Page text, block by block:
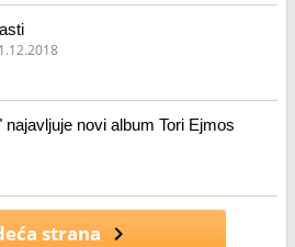
najavljuje novi album Tori Ejmos
strana